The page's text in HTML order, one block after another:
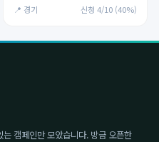
📍 경기 신청 4/10 (40%)
캠페인만 모았습니다. 방금 오픈한